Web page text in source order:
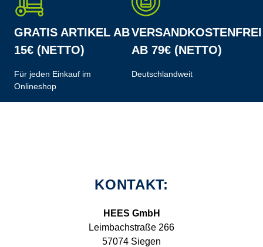
GRATIS ARTIKEL AB
15€ (NETTO)
Für jeden Einkauf im
Onlineshop
VERSANDKOSTENFREI
AB 79€ (NETTO)
Deutschlandweit
KONTAKT:
HEES GmbH
Leimbachstraße 266
57074 Siegen